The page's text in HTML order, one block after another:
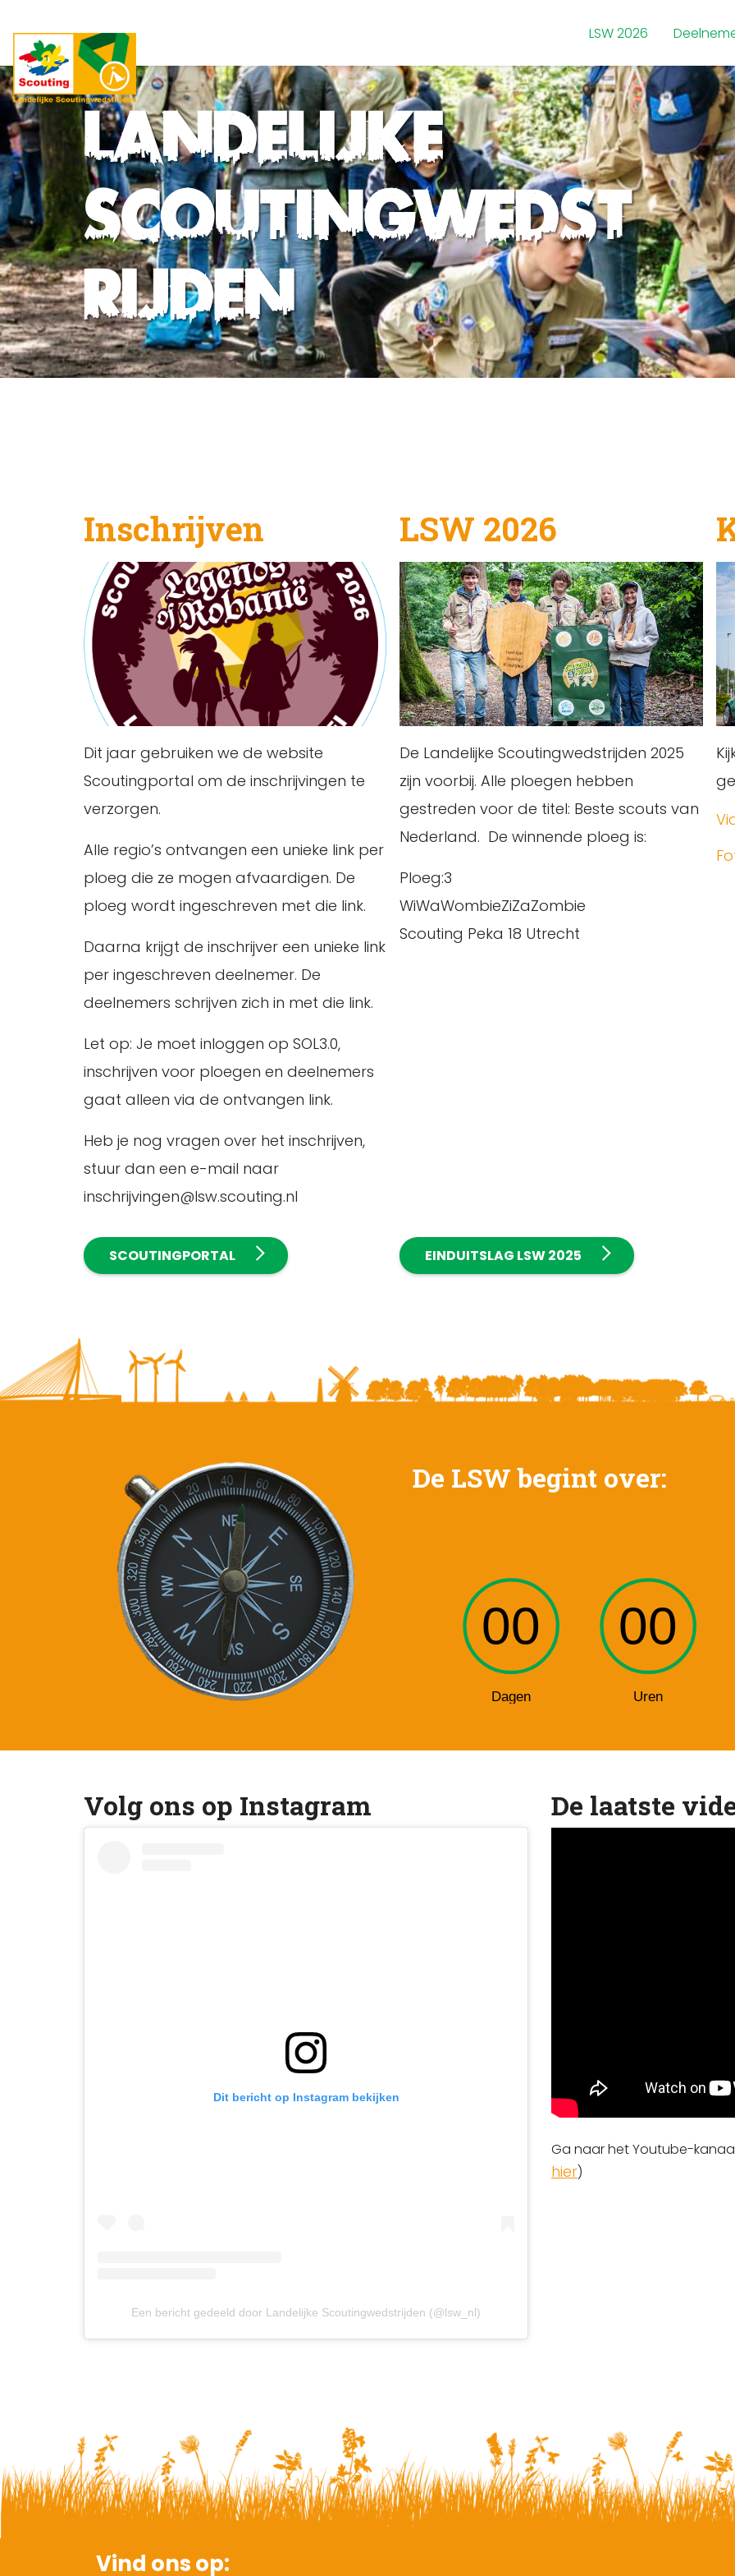
LSW 2026
Landelijke
Scoutingwedst
rijden
Inschrijven
Dit jaar gebruiken we de website
Scoutingportal om de inschrijvingen te
verzorgen.
Alle regio’s ontvangen een unieke link per
ploeg die ze mogen afvaardigen. De
ploeg wordt ingeschreven met die link.
Daarna krijgt de inschrijver een unieke link
per ingeschreven deelnemer. De
deelnemers schrijven zich in met die link.
Let op: Je moet inloggen op SOL3.0,
inschrijven voor ploegen en deelnemers
gaat alleen via de ontvangen link.
Heb je nog vragen over het inschrijven,
stuur dan een e-mail naar
inschrijvingen@lsw.scouting.nl
SCOUTINGPORTAL
LSW 2026
De Landelijke Scoutingwedstrijden 2025
zijn voorbij. Alle ploegen hebben
gestreden voor de titel: Beste scouts van
Nederland. De winnende ploeg is:
Ploeg:3
WiWaWombieZiZaZombie
Scouting Peka 18 Utrecht
EINDUITSLAG LSW 2025
De LSW begint over:
Volg ons op Instagram
Dit bericht op Instagram bekijken
Een bericht gedeeld door Landelijke Scoutingwedstrijden (@lsw_nl)
De laatste
Ga naar het Youtube-
hier)
Vind ons op: